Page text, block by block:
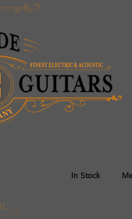
In Stock